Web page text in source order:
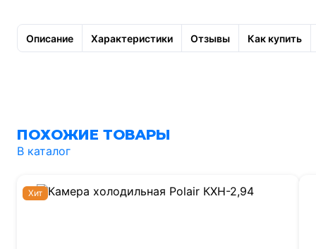
Описание Характеристики Отзывы Как купить
ПОХОЖИЕ ТОВАРЫ
В каталог
Хит